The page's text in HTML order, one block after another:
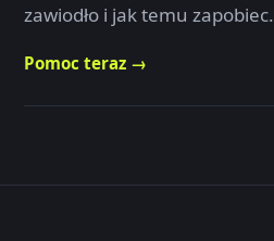
zawiodło i jak temu zapobiec.
Pomoc teraz →